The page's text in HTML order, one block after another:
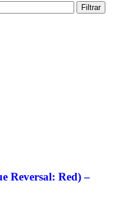
Filtrar
Reversal: Red) –